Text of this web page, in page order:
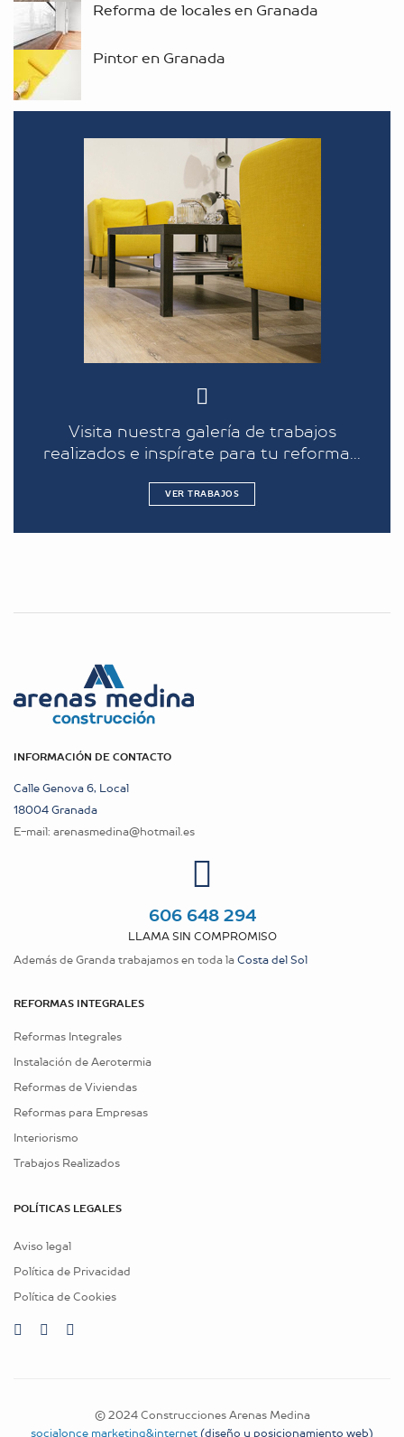
Reforma de locales en Granada
Pintor en Granada
Visita nuestra galería de trabajos
realizados e inspírate para tu reforma...
VER TRABAJOS
INFORMACIÓN DE CONTACTO
Calle Genova 6, Local
18004 Granada
E-mail: arenasmedina@hotmail.es
606 648 294
LLAMA SIN COMPROMISO
Además de Granda trabajamos en toda laCosta del Sol
REFORMAS INTEGRALES
Reformas Integrales
Instalación de Aerotermia
Reformas de Viviendas
Reformas para Empresas
Interiorismo
Trabajos Realizados
POLÍTICAS LEGALES
Aviso legal
Política de Privacidad
Política de Cookies
© 2024 Construcciones Arenas Medina
socialonce marketing&internet (diseño y posicionamiento web)